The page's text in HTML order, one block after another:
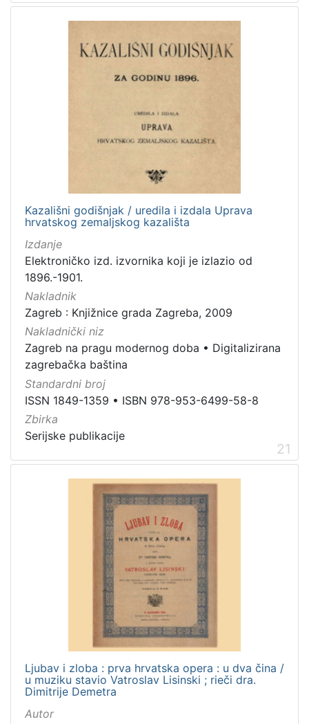
Kazališni godišnjak / uredila i izdala Uprava
hrvatskog zemaljskog kazališta
Izdanje
Elektroničko izd. izvornika koji je izlazio od
1896.-1901.
Nakladnik
Zagreb : Knjižnice grada Zagreba, 2009
Nakladnički niz
Zagreb na pragu modernog doba • Digitalizirana
zagrebačka baština
Standardni broj
ISSN 1849-1359 • ISBN 978-953-6499-58-8
Zbirka
Serijske publikacije
21
Ljubav i zloba : prva hrvatska opera : u dva čina /
u muziku stavio Vatroslav Lisinski ; rieči dra.
Dimitrije Demetra
Autor